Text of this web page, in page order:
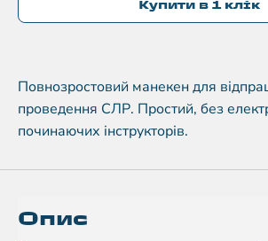
Купити в 1 клік
Повнозростовий манекен для
проведення СЛР. Простий, без
починаючих інструкторів.
Опис